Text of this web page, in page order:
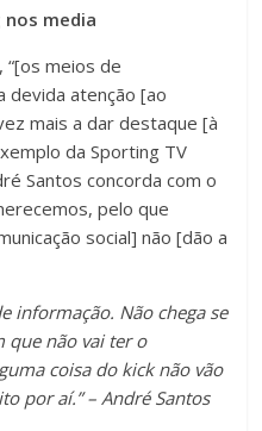
nos media
“[os meios de
devida atenção [ao
mais a dar destaque [à
da Sporting TV
Santos concorda com o
pelo que
social] não [dão a
informação. Não chega se
que não vai ter o
coisa do kick não vão
por aí.” – André Santos